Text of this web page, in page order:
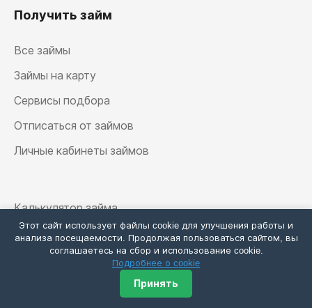
Получить займ
Все займы
Займы на карту
Сервисы подбора
Отписаться от займов
Личные кабинеты займов
Калькулятор займа
2026 Деньги ТОП - все займы онлайн ·
Этот сайт использует файлы cookie для улучшения работы и
анализа посещаемости. Продолжая пользоваться сайтом, вы
соглашаетесь на сбор и использование cookie.
Подробнее о cookie
Принять